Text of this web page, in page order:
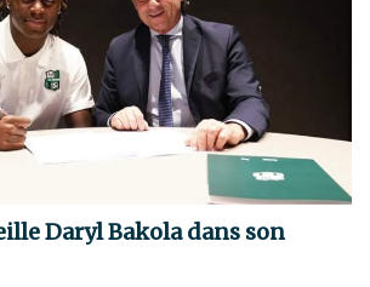
Daryl Bakola dans son